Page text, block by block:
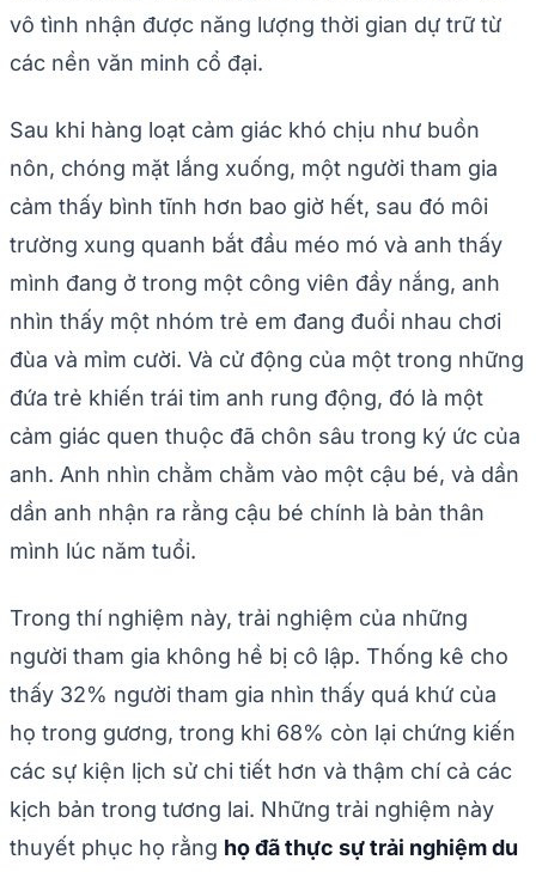
vô tình nhận được năng lượng thời gian dự trữ từ
các nền văn minh cổ đại.
Sau khi hàng loạt cảm giác khó chịu như buồn
nôn, chóng mặt lắng xuống, một người tham gia
cảm thấy bình tĩnh hơn bao giờ hết, sau đó môi
trường xung quanh bắt đầu méo mó và anh thấy
mình đang ở trong một công viên đầy nắng, anh
nhìn thấy một nhóm trẻ em đang đuổi nhau chơi
đùa và mỉm cười. Và cử động của một trong những
đứa trẻ khiến trái tim anh rung động, đó là một
cảm giác quen thuộc đã chôn sâu trong ký ức của
anh. Anh nhìn chằm chằm vào một cậu bé, và dần
dần anh nhận ra rằng cậu bé chính là bản thân
mình lúc năm tuổi.
Trong thí nghiệm này, trải nghiệm của những
người tham gia không hề bị cô lập. Thống kê cho
thấy 32% người tham gia nhìn thấy quá khứ của
họ trong gương, trong khi 68% còn lại chứng kiến
các sự kiện lịch sử chi tiết hơn và thậm chí cả các
kịch bản trong tương lai. Những trải nghiệm này
thuyết phục họ rằng họ đã thực sự trải nghiệm du